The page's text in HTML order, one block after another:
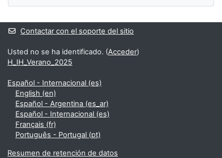
Contactar con el soporte del sitio
Usted no se ha identificado. (Acceder)
H_IH_Verano_2025
Español - Internacional ‎(es)‎
English ‎(en)‎
Español - Argentina ‎(es_ar)‎
Español - Internacional ‎(es)‎
Français ‎(fr)‎
Português - Portugal ‎(pt)‎
Resumen de retención de datos